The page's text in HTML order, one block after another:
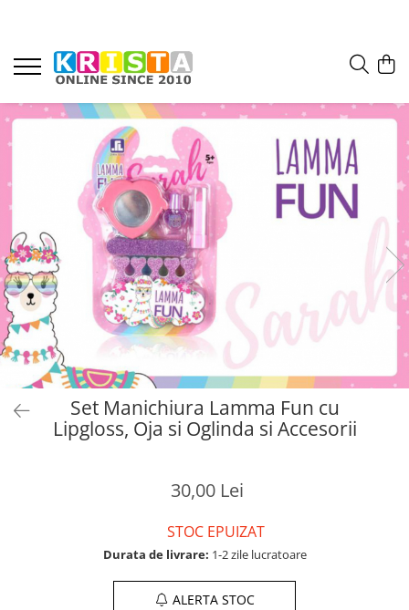
Set Manichiura Lamma Fun cu
Lipgloss, Oja si Oglinda si Accesorii
30,00 Lei
STOC EPUIZAT
Durata de livrare: 1-2 zile lucratoare
ALERTA STOC